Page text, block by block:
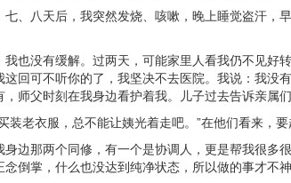
、八天后，我突然发烧、咳嗽，晚上睡觉盗汗
也没有缓解。过两天，可能家里人看我仍不见
回可不听你的了，我坚决不去医院。我说：我
师父时刻在我身边看护着我。儿子过去告诉亲属
装老衣服，总不能让姨光着走吧。”在他们看来，
边那两个同修，有一个是协调人，更是帮我很
倒掌，什么也没达到纯净状态，所以做的事才不神